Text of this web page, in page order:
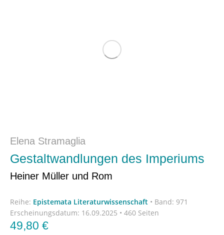
Elena Stramaglia
Gestaltwandlungen des Imperiums
Heiner Müller und Rom
Reihe: Epistemata Literaturwissenschaft • Band: 971
Erscheinungsdatum: 16.09.2025 • 460 Seiten
49,80 €